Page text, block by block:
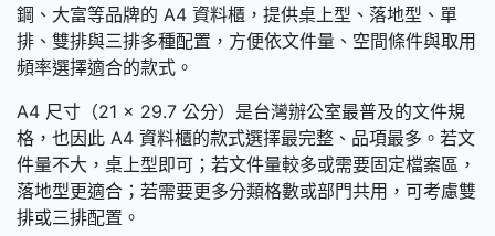
鋼、大富等品牌的 A4 資料櫃，提供桌上型、落地型、單
排、雙排與三排多種配置，方便依文件量、空間條件與取用
頻率選擇適合的款式。
A4 尺寸（21 × 29.7 公分）是台灣辦公室最普及的文件規
格，也因此 A4 資料櫃的款式選擇最完整、品項最多。若文
件量不大，桌上型即可；若文件量較多或需要固定檔案區，
落地型更適合；若需要更多分類格數或部門共用，可考慮雙
排或三排配置。